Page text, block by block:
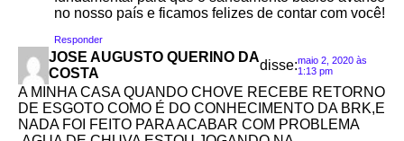
no nosso país e ficamos felizes de contar com você!
Responder
JOSE AUGUSTO QUERINO DA
COSTA
disse:maio 2, 2020 às
1:13 pm
A MINHA CASA QUANDO CHOVE RECEBE RETORNO
DE ESGOTO COMO É DO CONHECIMENTO DA BRK,E
NADA FOI FEITO PARA ACABAR COM PROBLEMA